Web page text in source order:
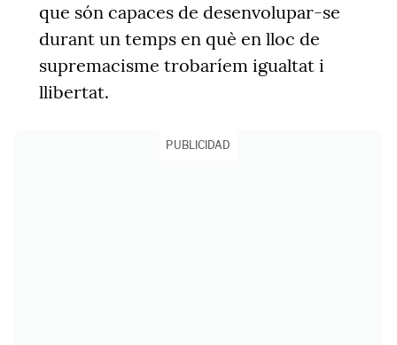
que són capaces de desenvolupar-se
durant un temps en què en lloc de
supremacisme trobaríem igualtat i
llibertat.
PUBLICIDAD